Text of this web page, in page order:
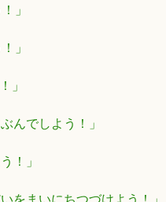
」
」
」
んでしよう！」
！」